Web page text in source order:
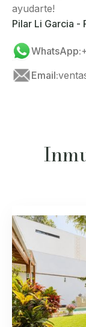
ayudarte!
Pilar Li Garcia -
WhatsApp:
Email: